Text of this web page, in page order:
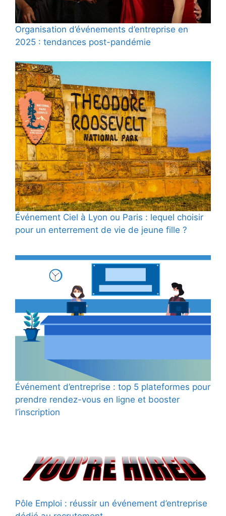
Organisation d’événements d’entreprise en
2025 : tendances post-pandémie
Événement Ciel à Lyon ou Paris : lequel choisir
pour un enterrement de vie de jeune fille ?
Événement d’entreprise : top 5 plateformes pour
prendre rendez-vous en ligne et booster
l’inscription
Pôle Emploi : réussir un événement d’entreprise